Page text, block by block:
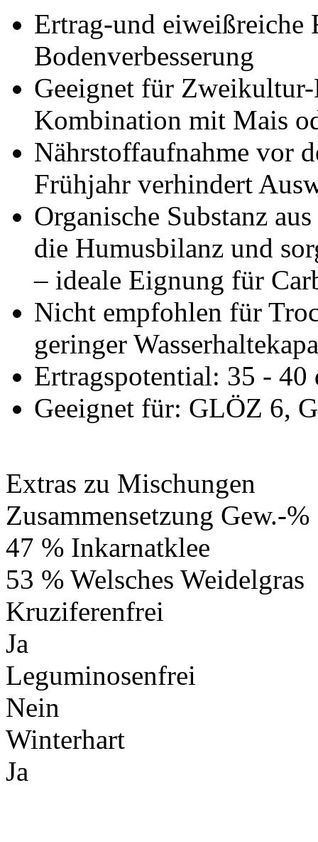
Ertrag-und eiweißreiche
Bodenverbesserung
Geeignet für
Kombination mit Mais
Nährstoffaufnahme vor
Frühjahr verhindert
Organische Substanz
die Humusbilanz und
– ideale Eignung für
Nicht empfohlen für
geringer
Ertragspotential: 35 -
Geeignet für: GLÖZ 6,
Extras zu Mischungen
Zusammensetzung Gew.-%
47 % Inkarnatklee
53 % Welsches Weidelgras
Kruziferenfrei
Ja
Leguminosenfrei
Nein
Winterhart
Ja